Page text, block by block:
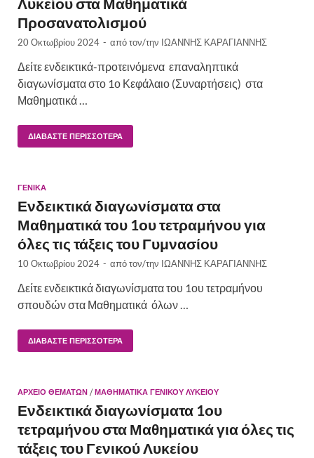
Προσανατολισμού
20 Οκτωβρίου 2024 - από τον/την ΙΩΑΝΝΗΣ ΚΑΡΑΓΙΑΝΝΗΣ
Δείτε ενδεικτικά-προτεινόμενα επαναληπτικά
διαγωνίσματα στο 1ο Κεφάλαιο (Συναρτήσεις) στα
Μαθηματικά …
ΔΙΑΒΆΣΤΕ ΠΕΡΙΣΣΌΤΕΡΑ
ΓΕΝΙΚΆ
Ενδεικτικά διαγωνίσματα στα
Μαθηματικά του 1ου τετραμήνου για
όλες τις τάξεις του Γυμνασίου
10 Οκτωβρίου 2024 - από τον/την ΙΩΑΝΝΗΣ ΚΑΡΑΓΙΑΝΝΗΣ
Δείτε ενδεικτικά διαγωνίσματα του 1ου τετραμήνου
σπουδών στα Μαθηματικά όλων …
ΔΙΑΒΆΣΤΕ ΠΕΡΙΣΣΌΤΕΡΑ
ΑΡΧΕΙΟ ΘΕΜΑΤΩΝ /ΜΑΘΗΜΑΤΙΚΆ ΓΕΝΙΚΟΎ ΛΥΚΕΊΟΥ
Ενδεικτικά διαγωνίσματα 1ου
τετραμήνου στα Μαθηματικά για όλες τις
τάξεις του Γενικού Λυκείου